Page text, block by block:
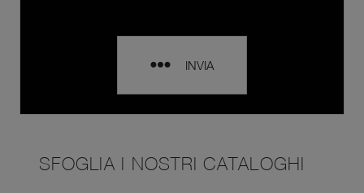
INVIA
SFOGLIA I NOSTRI CATALOGHI